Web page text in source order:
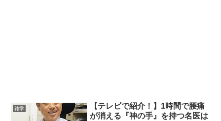
雑学
【テレビで紹介！】1時間で腰痛
が消える『神の手』を持つ名医は